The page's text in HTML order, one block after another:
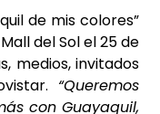
de mis colores”
del Sol el 25 de
medios, invitados
“Queremos
con Guayaquil,